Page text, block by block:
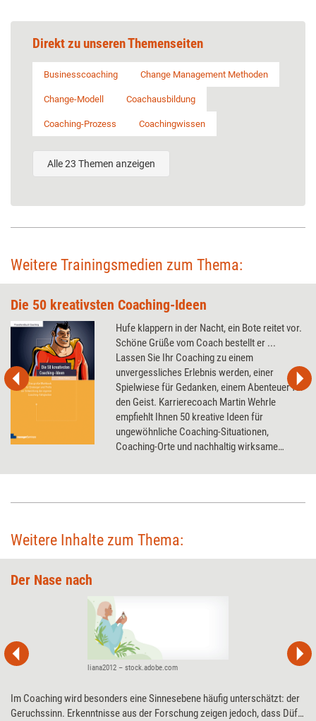
Direkt zu unseren Themenseiten
Businesscoaching Change Management Methoden
Change-Modell Coachausbildung
Coaching-Prozess Coachingwissen
Alle 23 Themen anzeigen
Weitere Trainingsmedien zum Thema:
Die 50 kreativsten Coaching-Ideen
Hufe klappern in der Nacht, ein Bote reitet vor.
Schöne Grüße vom Coach bestellt er ...
Lassen Sie Ihr Coaching zu einem
unvergessliches Erlebnis werden, einer
Spielwiese für Gedanken, einem Abenteuer für
den Geist. Karrierecoach Martin Wehrle
empfiehlt Ihnen 50 kreative Ideen für
ungewöhnliche Coaching-Situationen,
Coaching-Orte und nachhaltig wirksame
Weitere Inhalte zum Thema:
Der Nase nach
liana2012 – stock.adobe.com
Im Coaching wird besonders eine Sinnesebene häufig unterschätzt: der
Geruchssinn. Erkenntnisse aus der Forschung zeigen jedoch, dass Düfte